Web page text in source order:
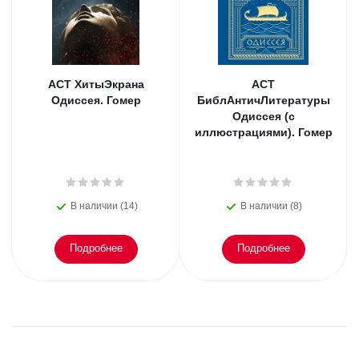
АСТ ХитыЭкрана
Одиссея. Гомер
В наличии (14)
Подробнее
АСТ
БиблАнтичЛитературы
Одиссея (с
иллюстрациями). Гомер
В наличии (8)
Подробнее